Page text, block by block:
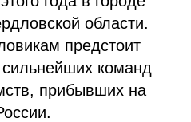
области.
предстоит
сильнейших команд
прибывших на